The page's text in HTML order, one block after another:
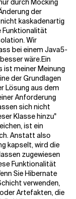
durch Mocking
der
kaskadenartig
Funktionalität
Wir
bei einem Java5-
besser wäre.Ein
ist meiner Meinung
der Grundlagen
Lösung aus dem
Anforderung
sich nicht
Klasse hinzu"
ist ein
Anstatt also
kapselt, wird die
zugewiesen
Funktionalität
Sie Hibernate
verwenden,
Artefakten, die